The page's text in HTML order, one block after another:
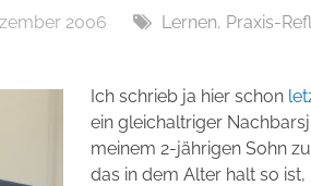
2006 Lernen, Praxis-
Ich schrieb ja hier schon
ein gleichaltriger
meinem 2-jährigen Sohn
das in dem Alter halt so